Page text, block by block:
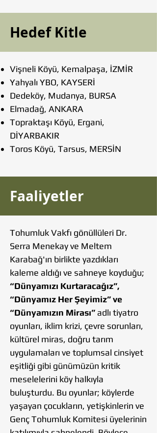
Hedef Kitle
Vişneli Köyü, Kemalpaşa, İZMİR
Yahyalı YBO, KAYSERİ
Dedeköy, Mudanya, BURSA
Elmadağ, ANKARA
Topraktaşı Köyü, Ergani,
DİYARBAKIR
Toros Köyü, Tarsus, MERSİN
Faaliyetler
Tohumluk Vakfı gönüllüleri Dr.
Serra Menekay ve Meltem
Karabağ'ın birlikte yazdıkları
kaleme aldığı ve sahneye koyduğu;
“Dünyamızı Kurtaracağız”,
“Dünyamız Her Şeyimiz” ve
“Dünyamızın Mirası” adlı tiyatro
oyunları, iklim krizi, çevre sorunları,
kültürel miras, doğru tarım
uygulamaları ve toplumsal cinsiyet
eşitliği gibi günümüzün kritik
meselelerini köy halkıyla
buluşturdu. Bu oyunlar; köylerde
yaşayan çocukların, yetişkinlerin ve
Genç Tohumluk Komitesi üyelerinin